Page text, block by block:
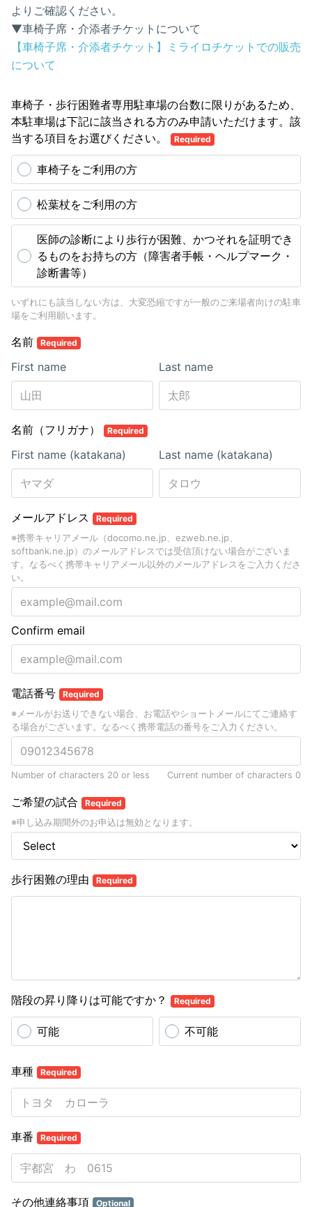
よりご確認ください。
▼車椅子席・介添者チケットについて
【車椅子席・介添者チケット】ミライロチケットでの販売
について
車椅子・歩行困難者専用駐車場の台数に限りがあるため、
本駐車場は下記に該当される方のみ申請いただけます。該
当する項目をお選びください。
Required
車椅子をご利用の方
松葉杖をご利用の方
医師の診断により歩行が困難、かつそれを証明でき
るものをお持ちの方（障害者手帳・ヘルプマーク・
診断書等）
いずれにも該当しない方は、大変恐縮ですが一般のご来場者向けの駐車
場をご利用願います。
名前 Required
Last name
First name
名前（フリガナ） Required
Last name (katakana)
First name (katakana)
メールアドレス Required
※携帯キャリアメール（docomo.ne.jp、ezweb.ne.jp、
softbank.ne.jp）のメールアドレスでは受信頂けない場合がございま
す。なるべく携帯キャリアメール以外のメールアドレスをご入力くださ
い。
Confirm email
電話番号 Required
※メールがお送りできない場合、お電話やショートメールにてご連絡す
る場合がございます。なるべく携帯電話の番号をご入力ください。
Number of characters 20 or less Current number of characters 0
ご希望の試合 Required
※申し込み期間外のお申込は無効となります。
歩行困難の理由 Required
階段の昇り降りは可能ですか？ Required
可能 不可能
車種 Required
車番 Required
その他連絡事項 Optional